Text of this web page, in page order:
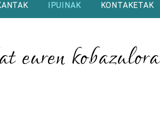
IPUINAK KONTAKETAK
euren kobazulora